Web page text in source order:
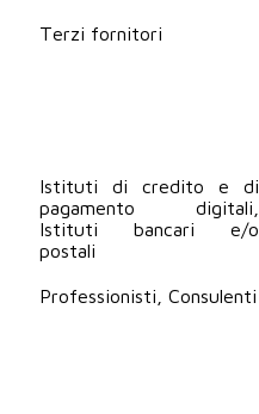
Terzi fornitori
Istituti di credito e di
pagamento digitali,
Istituti bancari e/o
postali
Professionisti, Consulenti